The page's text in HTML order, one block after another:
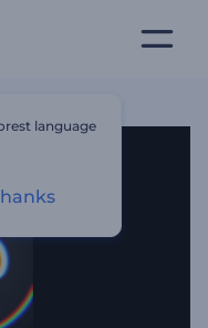
language